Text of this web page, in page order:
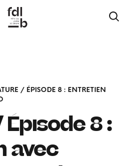
/ ÉPISODE 8 : ENTRETIEN
8 :
avec